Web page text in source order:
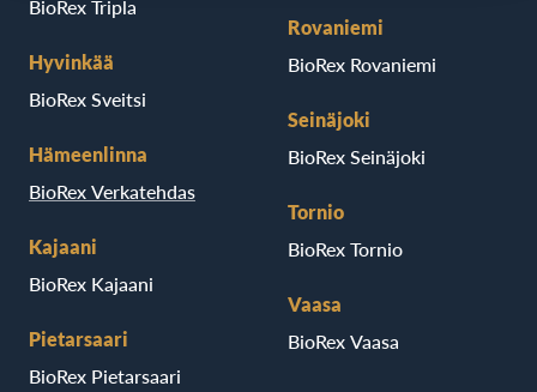
BioRex Tripla
Hyvinkää
BioRex Sveitsi
Hämeenlinna
BioRex Verkatehdas
Kajaani
BioRex Kajaani
Pietarsaari
BioRex Pietarsaari
Rovaniemi
BioRex Rovaniemi
Seinäjoki
BioRex Seinäjoki
Tornio
BioRex Tornio
Vaasa
BioRex Vaasa